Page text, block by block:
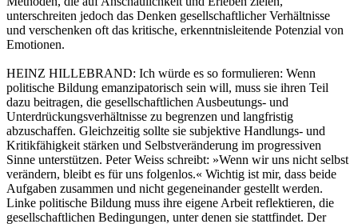
unterschreiten jedoch das Denken gesellschaftlicher Verhältnisse
und verschenken oft das kritische, erkenntnisleitende Potenzial von
Emotionen.
HEINZ HILLEBRAND: Ich würde es so formulieren: Wenn
politische Bildung emanzipatorisch sein will, muss sie ihren Teil
dazu beitragen, die gesellschaftlichen Ausbeutungs- und
Unterdrückungsverhältnisse zu begrenzen und langfristig
abzuschaffen. Gleichzeitig sollte sie subjektive Handlungs- und
Kritikfähigkeit stärken und Selbstveränderung im progressiven
Sinne unterstützen. Peter Weiss schreibt: »Wenn wir uns nicht selbst
verändern, bleibt es für uns folgenlos.« Wichtig ist mir, dass beide
Aufgaben zusammen und nicht gegeneinander gestellt werden.
Linke politische Bildung muss ihre eigene Arbeit reflektieren, die
gesellschaftlichen Bedingungen, unter denen sie stattfindet. Der